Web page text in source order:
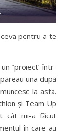
pentru a te
”proiect” într-
una după
la asta.
și Team Up
cât mi-a făcut
în care au